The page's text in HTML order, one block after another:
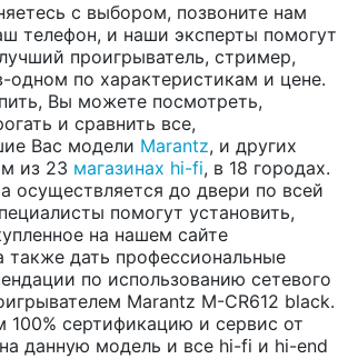
с выбором, позвоните нам
телефон, и наши эксперты помогут
проигрыватель, стример,
одном по характеристикам и цене.
Вы можете посмотреть,
и сравнить все,
Вас модели Marantz, и других
из 23 магазинах hi-fi, в 18 городах.
осуществляется до двери по всей
помогут установить,
на нашем сайте
также дать профессиональные
по использованию сетевого
Marantz M-CR612 black.
100% сертификацию и сервис от
данную модель и все hi-fi и hi-end